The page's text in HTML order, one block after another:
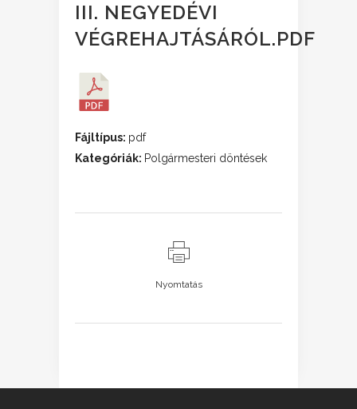
III. NEGYEDÉVI
VÉGREHAJTÁSÁRÓL.PDF
Fájltípus: pdf
Kategóriák: Polgármesteri döntések
Nyomtatás